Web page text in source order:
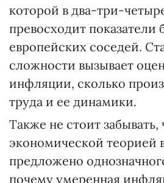
которой в два-три-
превосходит
европейских соседей.
сложности вызывает
инфляции, сколько
труда и ее динамики.
Также не стоит забывать,
экономической теорией
предложено
почему умеренная